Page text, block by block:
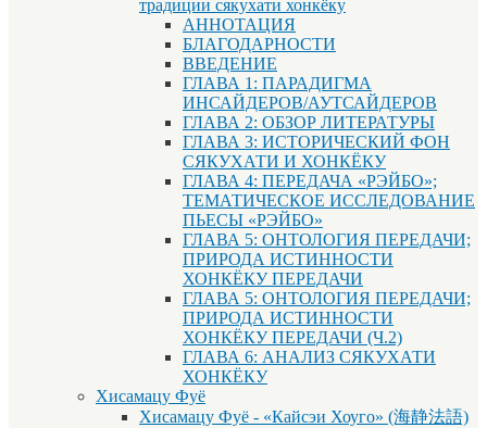
традиции сякухати хонкёку
АННОТАЦИЯ
БЛАГОДАРНОСТИ
ВВЕДЕНИЕ
ГЛАВА 1: ПАРАДИГМА
ИНСАЙДЕРОВ/АУТСАЙДЕРОВ
ГЛАВА 2: ОБЗОР ЛИТЕРАТУРЫ
ГЛАВА 3: ИСТОРИЧЕСКИЙ ФОН
СЯКУХАТИ И ХОНКЁКУ
ГЛАВА 4: ПЕРЕДАЧА «РЭЙБО»;
ТЕМАТИЧЕСКОЕ ИССЛЕДОВАНИЕ
ПЬЕСЫ «РЭЙБО»
ГЛАВА 5: ОНТОЛОГИЯ ПЕРЕДАЧИ;
ПРИРОДА ИСТИННОСТИ
ХОНКЁКУ ПЕРЕДАЧИ
ГЛАВА 5: ОНТОЛОГИЯ ПЕРЕДАЧИ;
ПРИРОДА ИСТИННОСТИ
ХОНКЁКУ ПЕРЕДАЧИ (Ч.2)
ГЛАВА 6: АНАЛИЗ СЯКУХАТИ
ХОНКЁКУ
Хисамацу Фуё
Хисамацу Фуё - «Кайсэи Хоуго» (海静法語)